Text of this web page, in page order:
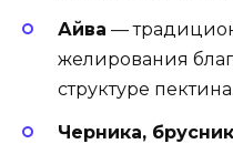
Айва —
желирования
структуре пектина.
Черника,